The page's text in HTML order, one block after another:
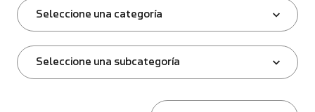
Seleccione una categoría
Seleccione una subcategoría